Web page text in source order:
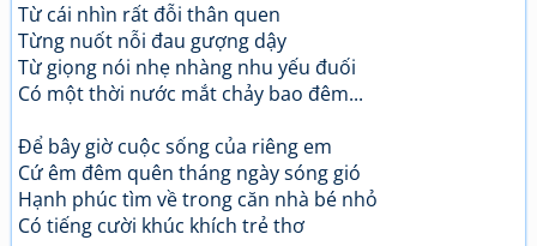
Từ cái nhìn rất đỗi thân quen
Từng nuốt nỗi đau gượng dậy
Từ giọng nói nhẹ nhàng nhu yếu đuối
Có một thời nước mắt chảy bao đêm...
Để bây giờ cuộc sống của riêng em
Cứ êm đêm quên tháng ngày sóng gió
Hạnh phúc tìm về trong căn nhà bé nhỏ
Có tiếng cười khúc khích trẻ thơ